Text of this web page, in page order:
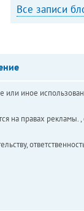
Все записи
иное
правах рекламы. ,